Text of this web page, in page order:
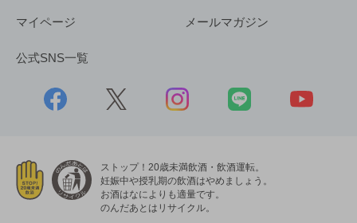
マイページ メールマガジン
公式SNS一覧
ストップ！20歳未満飲酒・飲酒運転。
妊娠中や授乳期の飲酒はやめましょう。
お酒はなによりも適量です。
のんだあとはリサイクル。